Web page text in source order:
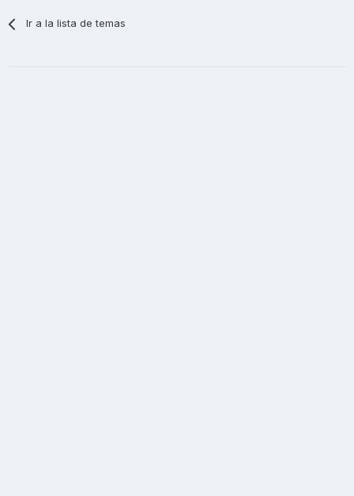
Ir a la lista de temas